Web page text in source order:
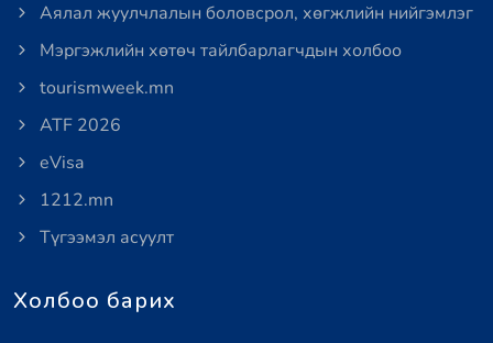
Аялал жуулчлалын боловсрол, хөгжлийн нийгэмлэг
Мэргэжлийн хөтөч тайлбарлагчдын холбоо
tourismweek.mn
ATF 2026
eVisa
1212.mn
Түгээмэл асуулт
Холбоо барих